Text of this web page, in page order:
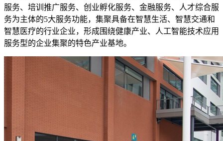
服务、培训推广服务、创业孵化服务、金融服务、人才综合服
务为主体的5大服务功能，集聚具备在智慧生活、智慧交通和
智慧医疗的行业企业，形成围绕健康产业、人工智能技术应用
服务型的企业集聚的特色产业基地。